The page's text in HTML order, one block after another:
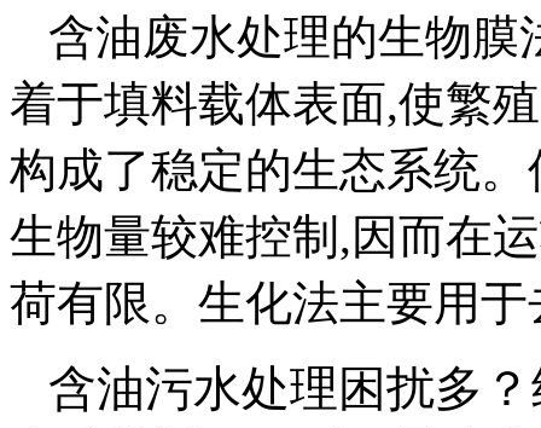
含油废水处理的生物膜
着于填料载体表面,使繁
构成了稳定的生态系统
生物量较难控制,因而在
荷有限。生化法主要用
含油污水处理困扰多